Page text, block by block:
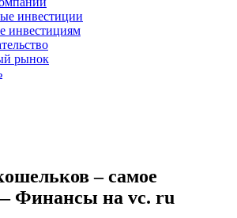
инвестиции
инвестициям
рынок
– самое
Финансы на vc. ru